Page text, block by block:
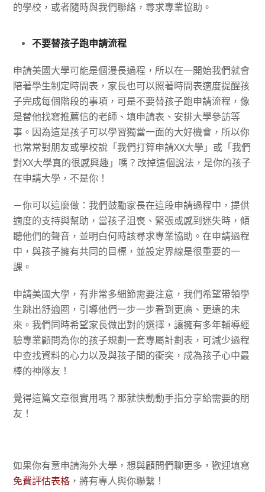
的學校，或者隨時與我們聯絡，尋求專業協助。
不要替孩子跑申請流程
申請美國大學可能是個漫長過程，所以在一開始我們就會
陪著學生制定時間表，家長也可以照著時間表適度提醒孩
子完成每個階段的事項，可是不要替孩子跑申請流程，像
是替他找寫推薦信的老師、填申請表、安排大學參訪等
事。因為這是孩子可以學習獨當一面的大好機會，所以你
也常常對朋友或學校說「我們打算申請XX大學」或「我們
對XX大學真的很感興趣」嗎？改掉這個說法，是你的孩子
在申請大學，不是你！
－你可以這麼做：我們鼓勵家長在這段申請過程中，提供
適度的支持與幫助，當孩子沮喪、緊張或感到迷失時，傾
聽他們的聲音，並明白何時該尋求專業協助。在申請過程
中，與孩子擁有共同的目標，並設定界線是很重要的一
課。
申請美國大學，有非常多細節需要注意，我們希望帶領學
生跳出舒適圈，引導他們一步一步看到更廣、更遠的未
來。我們同時希望家長做出對的選擇，讓擁有多年輔導經
驗專業顧問為你的孩子規劃一套專屬計劃表，可減少過程
中查找資料的心力以及與孩子間的衝突，成為孩子心中最
棒的神隊友！
覺得這篇文章很實用嗎？那就快動動手指分享給需要的朋
友！
如果你有意申請海外大學，想與顧問們聊更多，歡迎填寫
免費評估表格 ，將有專人與你聯繫！